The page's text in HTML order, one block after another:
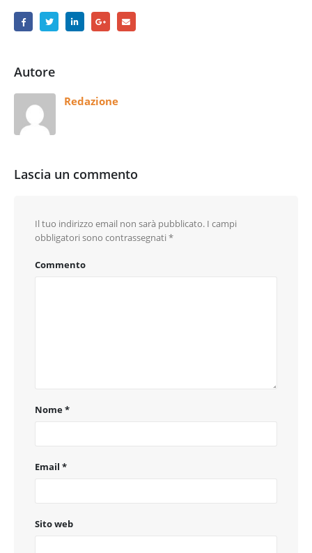
Autore
Redazione
Lascia un commento
Il tuo indirizzo email non sarà pubblicato. I campi
obbligatori sono contrassegnati *
Commento
Nome*
Email *
Sito web